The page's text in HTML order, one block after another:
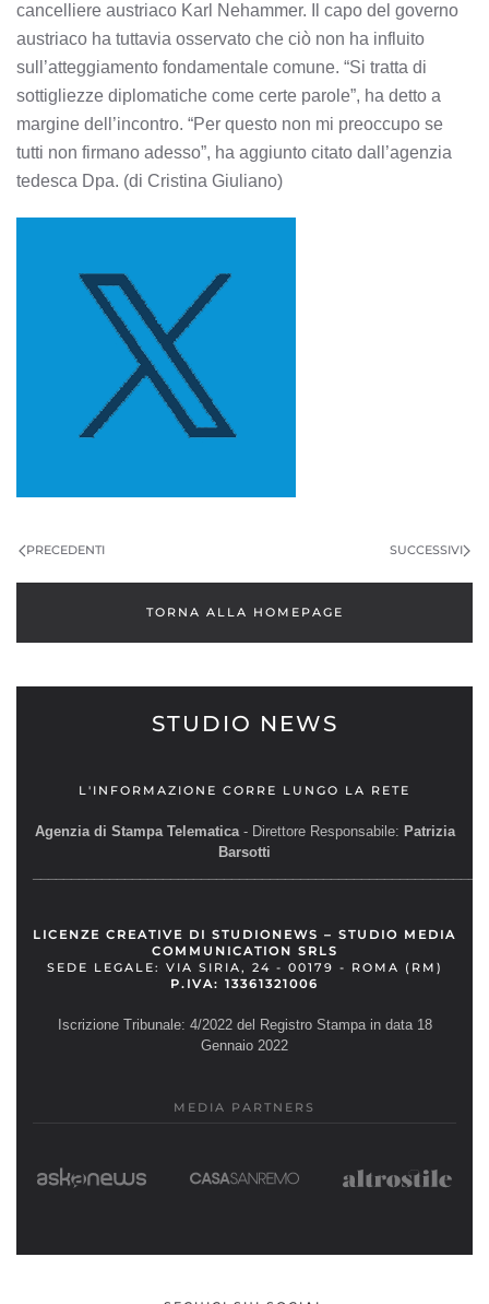
cancelliere austriaco Karl Nehammer. Il capo del governo
austriaco ha tuttavia osservato che ciò non ha influito
sull’atteggiamento fondamentale comune. “Si tratta di
sottigliezze diplomatiche come certe parole”, ha detto a
margine dell’incontro. “Per questo non mi preoccupo se
tutti non firmano adesso”, ha aggiunto citato dall’agenzia
tedesca Dpa. (di Cristina Giuliano)
PRECEDENTI SUCCESSIVI
TORNA ALLA HOMEPAGE
STUDIO NEWS
L'INFORMAZIONE CORRE LUNGO LA RETE
Agenzia di Stampa Telematica- Direttore Responsabile: Patrizia
Barsotti
LICENZE CREATIVE DI STUDIONEWS – STUDIO MEDIA
COMMUNICATION SRLS
SEDE LEGALE: VIA SIRIA, 24 - 00179 - ROMA (RM)
P.IVA: 13361321006
Iscrizione Tribunale: 4/2022 del Registro Stampa in data 18
Gennaio 2022
MEDIA PARTNERS